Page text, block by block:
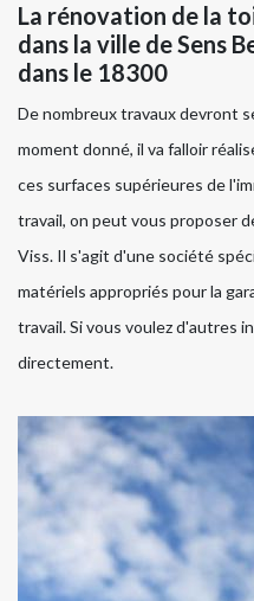
La rénovation de la
dans la ville de Sens
dans le 18300
De nombreux travaux devront
moment donné, il va falloir
ces surfaces supérieures de
travail, on peut vous proposer
Viss. Il s'agit d'une société
matériels appropriés pour la
travail. Si vous voulez d'autres
directement.